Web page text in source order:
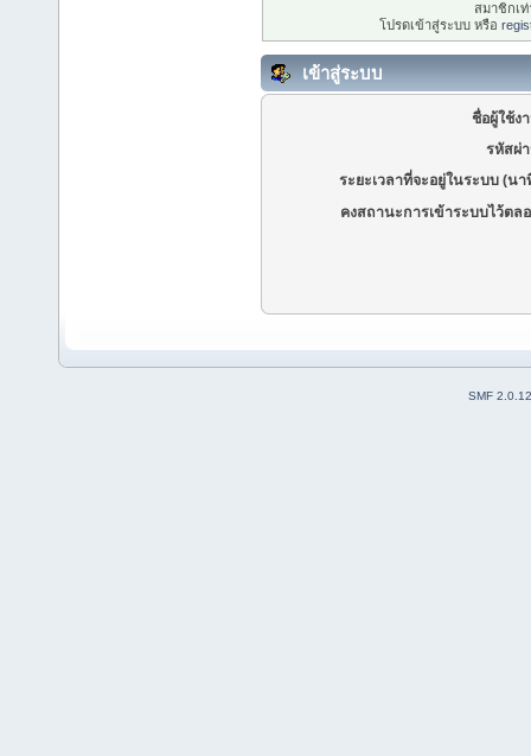
สมาชิกเ
โปรดเข้าสู่ระบบ หรือ
เข้าสู่ระบบ
ชื่อผู้ใช้ง
รหัสผ่
ระยะเวลาที่จะอยู่ในระบบ (นา
คงสถานะการเข้าระบบไว้ตล
SMF 2.0.12